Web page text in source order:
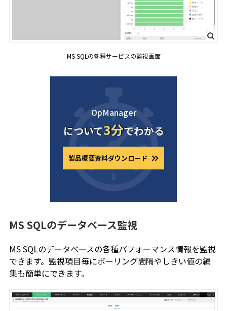
MS SQLの各種サービスの監視画面
OpManager
について3分でわかる
製品概要資料ダウンロード
MS SQLのデータベース監視
MS SQLのデータベースの各種パフォーマンス情報を監視
できます。監視項目毎にポーリング間隔やしきい値の編
集も簡単にできます。